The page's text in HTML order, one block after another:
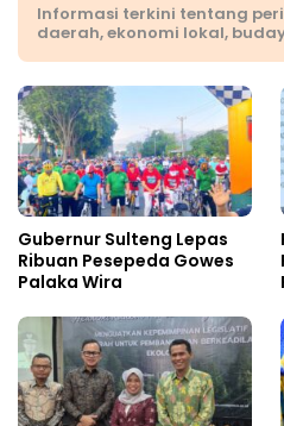
Informasi terkini tentang
daerah, ekonomi lokal,
Gubernur Sulteng Lepas
Ribuan Pesepeda Gowes
Palaka Wira